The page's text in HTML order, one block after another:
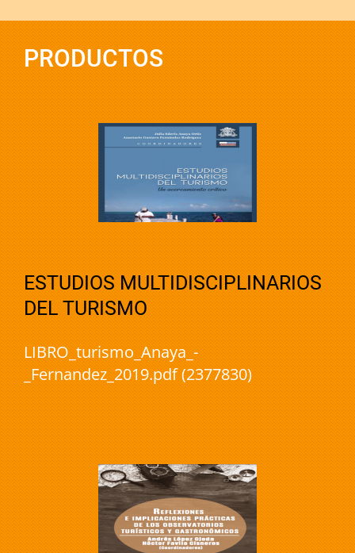
PRODUCTOS
ESTUDIOS MULTIDISCIPLINARIOS
DEL TURISMO
LIBRO_turismo_Anaya_-
_Fernandez_2019.pdf (2377830)